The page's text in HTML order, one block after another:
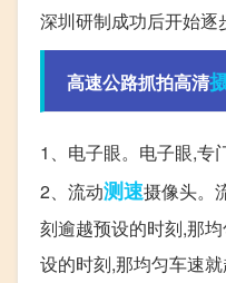
深圳研制成功后开始
高速公路抓拍高清
1、电子眼。电子眼,专
2、流动测速摄像头。
刻逾越预设的时刻,那
设的时刻,那均匀车速